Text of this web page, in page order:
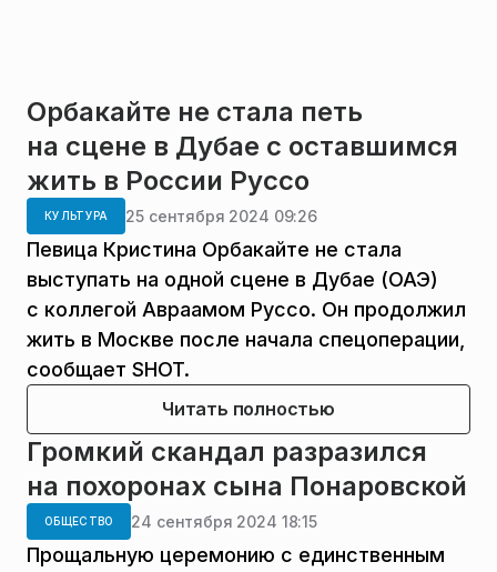
Орбакайте не стала петь
на сцене в Дубае с оставшимся
жить в России Руссо
КУЛЬТУРА 25 сентября 2024 09:26
Певица Кристина Орбакайте не стала
выступать на одной сцене в Дубае (ОАЭ)
с коллегой Авраамом Руссо. Он продолжил
жить в Москве после начала спецоперации,
сообщает SHOT.
Читать полностью
Громкий скандал разразился
на похоронах сына Понаровской
ОБЩЕСТВО 24 сентября 2024 18:15
Прощальную церемонию с единственным